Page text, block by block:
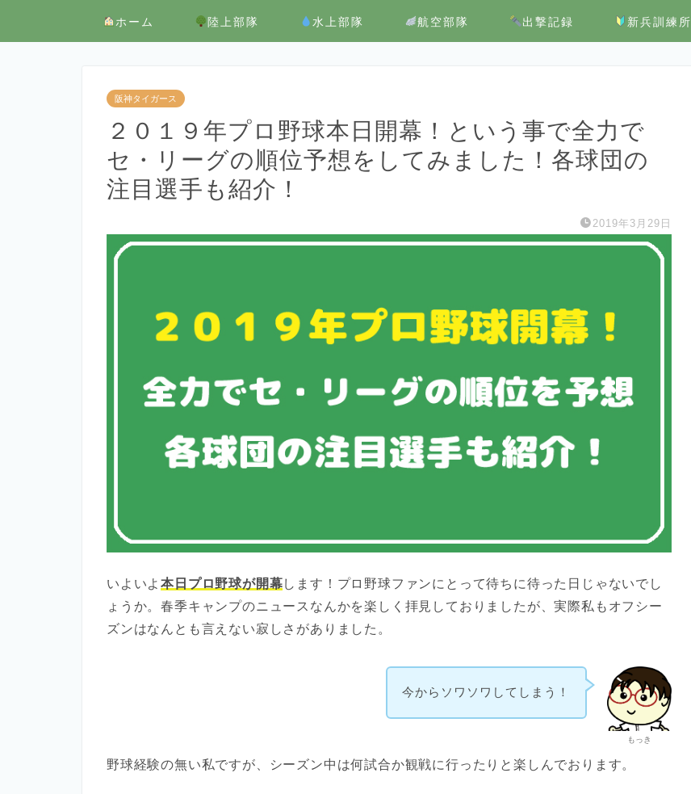
ホーム 陸上部隊 水上部隊 航空部隊 出撃記録 新兵訓練所
阪神タイガース
２０１９年プロ野球本日開幕！という事で全力で
セ・リーグの順位予想をしてみました！各球団の
注目選手も紹介！
2019年3月29日
いよいよ本日プロ野球が開幕します！プロ野球ファンにとって待ちに待った日じゃないでし
ょうか。春季キャンプのニュースなんかを楽しく拝見しておりましたが、実際私もオフシー
ズンはなんとも言えない寂しさがありました。
もっき
今からソワソワしてしまう！
野球経験の無い私ですが、シーズン中は何試合か観戦に行ったりと楽しんでおります。